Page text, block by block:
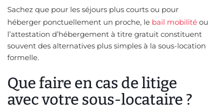
Sachez que pour les séjours plus courts ou pour
héberger ponctuellement un proche, le bail mobilité ou
l’attestation d’hébergement à titre gratuit constituent
souvent des alternatives plus simples à la sous-location
formelle.
Que faire en cas de litige
avec votre sous-locataire ?